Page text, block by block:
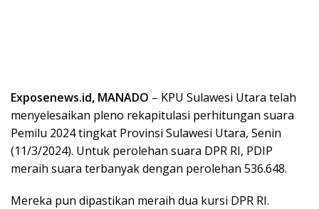
Exposenews.id, MANADO – KPU Sulawesi Utara telah
menyelesaikan pleno rekapitulasi perhitungan suara
Pemilu 2024 tingkat Provinsi Sulawesi Utara, Senin
(11/3/2024). Untuk perolehan suara DPR RI, PDIP
meraih suara terbanyak dengan perolehan 536.648.
Mereka pun dipastikan meraih dua kursi DPR RI.